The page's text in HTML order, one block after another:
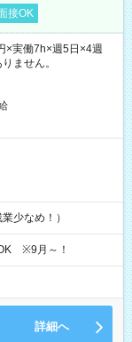
接OK
実働7h×週5日×4週
ません。
少なめ！）
※9月～！
詳細へ